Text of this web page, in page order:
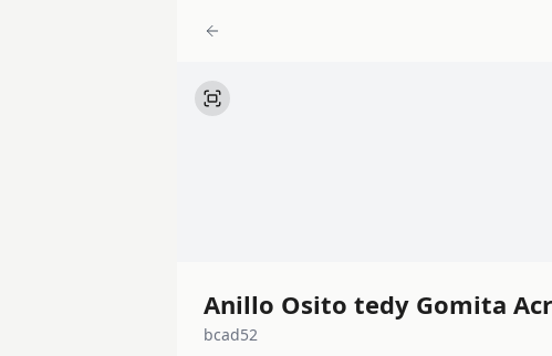
Anillo Osito tedy Gomita
bcad52